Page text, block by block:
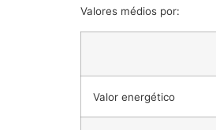
Valores médios por:
Valor energético